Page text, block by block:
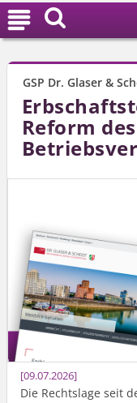

GSP Dr. Glaser &
Reform des
09.07.2026
Die Rechtslage seit